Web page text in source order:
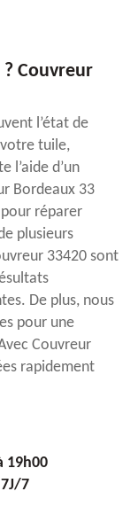
Couvreur
l’état de
tuile,
l’aide d’un
Bordeaux 33
réparer
plusieurs
33420 sont
De plus, nous
pour une
Couvreur
rapidement
19h00
7